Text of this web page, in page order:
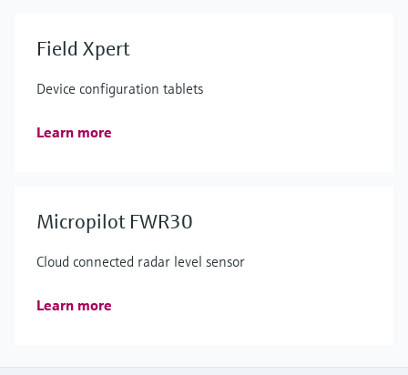
Field Xpert
Device configuration tablets
Learn more
Micropilot FWR30
Cloud connected radar level sensor
Learn more